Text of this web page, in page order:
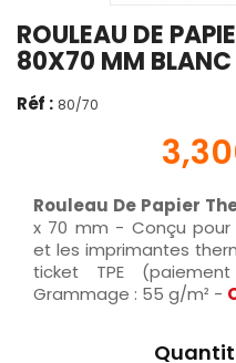
ROULEAU DE
80X70 MM BLANC
Réf : 80/70
Rouleau De Papier
x 70 mm - Conçu pour
et les imprimantes
ticket TPE
Grammage : 55 g/m² -